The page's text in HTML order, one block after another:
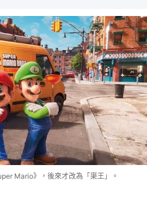
Mario》，後來才改為「渠王」。